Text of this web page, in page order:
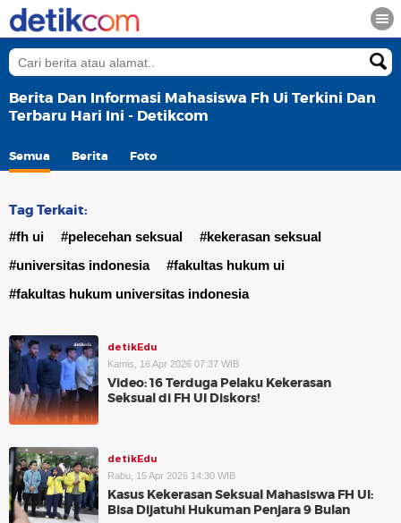
Berita Dan Informasi Mahasiswa Fh Ui Terkini Dan
Terbaru Hari Ini - Detikcom
Semua Berita Foto
Tag Terkait:
#fh ui #pelecehan seksual
#kekerasan seksual
#universitas indonesia
#fakultas hukum ui
#fakultas hukum universitas indonesia
detikEdu
Kamis, 16 Apr 2026 07:37 WIB
Video: 16 Terduga Pelaku Kekerasan
Seksual di FH UI Diskors!
detikEdu
Rabu, 15 Apr 2026 14:30 WIB
Kasus Kekerasan Seksual Mahasiswa FH UI:
Bisa Dijatuhi Hukuman Penjara 9 Bulan